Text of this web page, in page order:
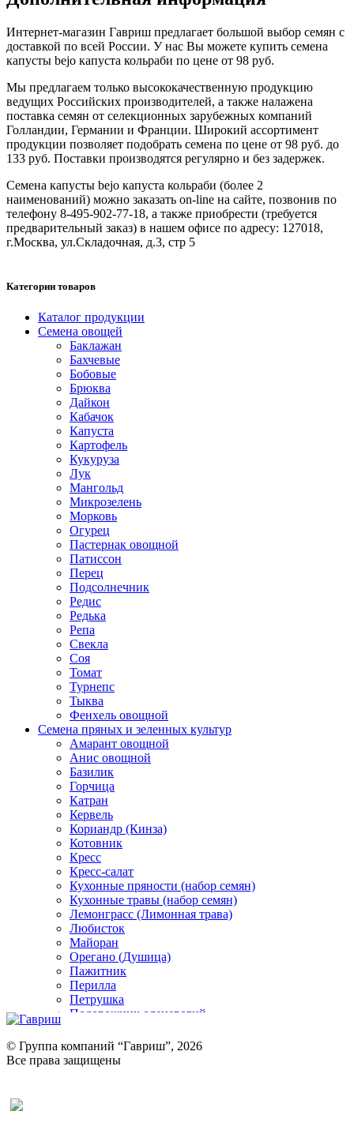
Интернет-магазин Гавриш предлагает большой выбор семян с
доставкой по всей России. У нас Вы можете купить семена
капусты bejo капуста кольраби по цене от 98 руб.
Мы предлагаем только высококачественную продукцию
ведущих Российских производителей, а также налажена
поставка семян от селекционных зарубежных компаний
Голландии, Германии и Франции. Широкий ассортимент
продукции позволяет подобрать семена по цене от 98 руб. до
133 руб. Поставки производятся регулярно и без задержек.
Семена капусты bejo капуста кольраби (более 2
наименований) можно заказать on-line на сайте, позвонив по
телефону 8-495-902-77-18, а также приобрести (требуется
предварительный заказ) в нашем офисе по адресу: 127018,
г.Москва, ул.Складочная, д.3, стр 5
Категории товаров
Каталог продукции
Семена овощей
Баклажан
Бахчевые
Бобовые
Брюква
Дайкон
Кабачок
Капуста
Картофель
Кукуруза
Лук
Мангольд
Микрозелень
Морковь
Огурец
Пастернак овощной
Патиссон
Перец
Подсолнечник
Редис
Редька
Репа
Свекла
Соя
Томат
Турнепс
Тыква
Фенхель овощной
Семена пряных и зеленных культур
Амарант овощной
Анис овощной
Базилик
Горчица
Катран
Кервель
Кориандр (Кинза)
Котовник
Кресс
Кресс-салат
Кухонные пряности (набор семян)
Кухонные травы (набор семян)
Лемонграсс (Лимонная трава)
Любисток
Майоран
Орегано (Душица)
Пажитник
Перилла
Петрушка
Подорожник оленерогий
Ревень
Рукола
Рута
© Группа компаний “Гавриш”, 2026
Все права защищены